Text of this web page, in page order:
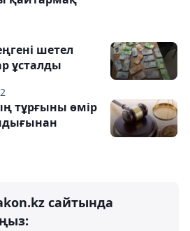
шетел
ұсталды
тұрғыны өмір
сайтында